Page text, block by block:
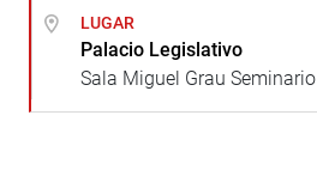
LUGAR
Palacio Legislativo
Sala Miguel Grau Seminario